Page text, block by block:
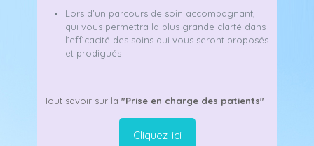
Lors d’un parcours de soin accompagnant,
qui vous permettra la plus grande clarté dans
l’efficacité des soins qui vous seront proposés
et prodigués
Tout savoir sur la "Prise en charge des patients"
Cliquez-ici